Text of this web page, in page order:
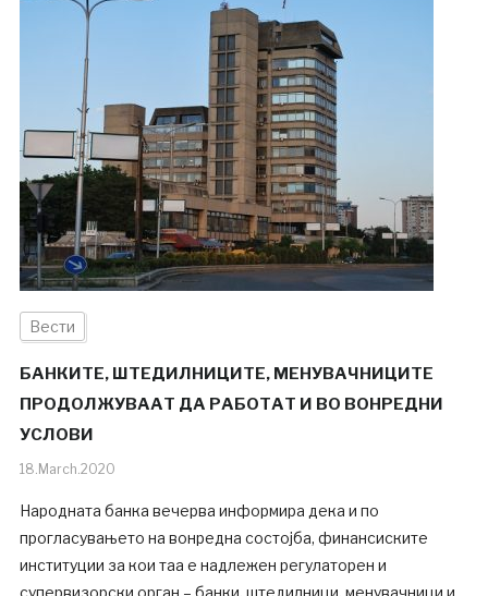
Вести
БАНКИТЕ, ШТЕДИЛНИЦИТЕ, МЕНУВАЧНИЦИТЕ
ПРОДОЛЖУВААТ ДА РАБОТАТ И ВО ВОНРЕДНИ
УСЛОВИ
18.March.2020
Народната банка вечерва информира дека и по
прогласувањето на вонредна состојба, финансиските
институции за кои таа е надлежен регулаторен и